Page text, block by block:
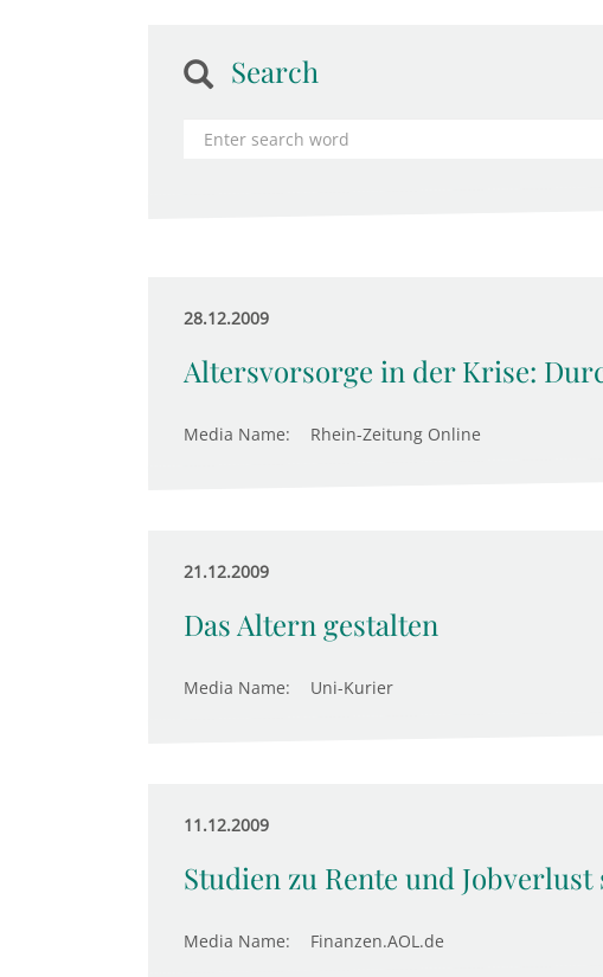
Search
28.12.2009
Altersvorsorge in der Krise:
Media Name: Rhein-Zeitung Online
21.12.2009
Das Altern gestalten
Media Name: Uni-Kurier
11.12.2009
Studien zu Rente und
Media Name: Finanzen.AOL.de